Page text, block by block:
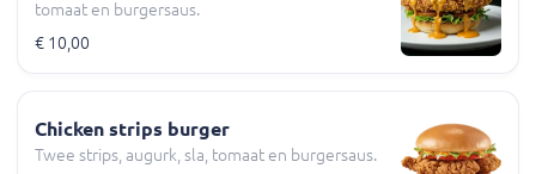
tomaat en burgersaus.
€ 10,00
Chicken strips burger
Twee strips, augurk, sla, tomaat en burgersaus.